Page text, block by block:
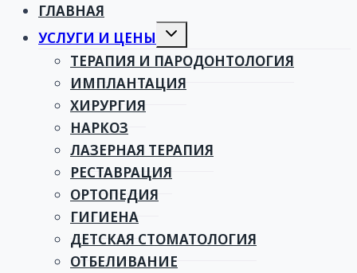
ГЛАВНАЯ
УСЛУГИ И ЦЕНЫ
Toggle
menu
ТЕРАПИЯ И ПАРОДОНТОЛОГИЯ
ИМПЛАНТАЦИЯ
ХИРУРГИЯ
НАРКОЗ
ЛАЗЕРНАЯ ТЕРАПИЯ
РЕСТАВРАЦИЯ
ОРТОПЕДИЯ
ГИГИЕНА
ДЕТСКАЯ СТОМАТОЛОГИЯ
ОТБЕЛИВАНИЕ